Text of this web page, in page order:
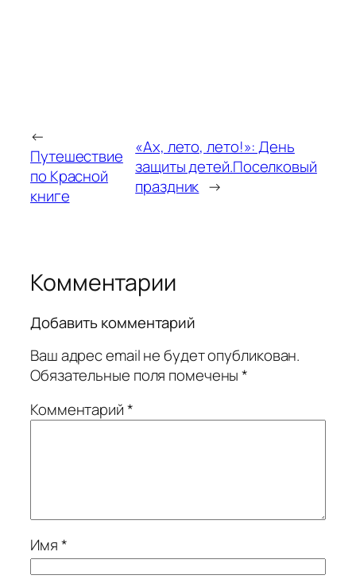
←
Путешествие
по Красной
книге
«Ах, лето, лето!»: День
защиты детей.Поселковый
праздник →
Комментарии
Добавить комментарий
Ваш адрес email не будет опубликован.
Обязательные поля помечены*
Комментарий*
Имя*